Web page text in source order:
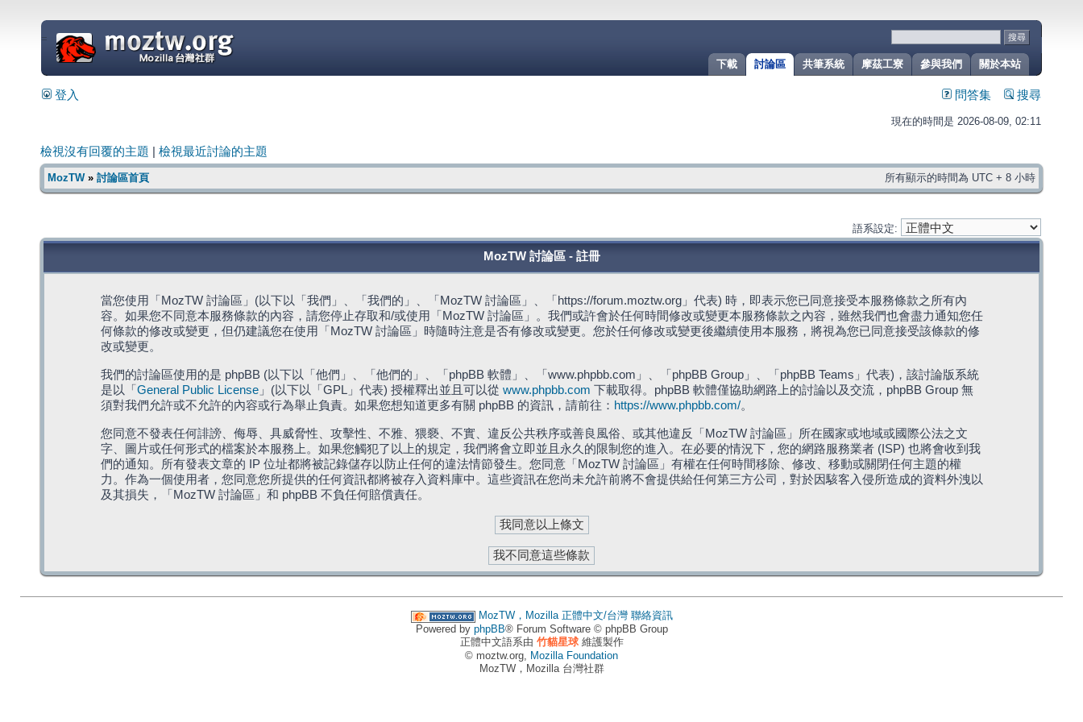
關於本站
參與我們
摩茲工寮
共筆系統
討論區
下載
=
登入 問答集 搜尋
現在的時間是 2026-08-09, 02:11
檢視沒有回覆的主題 檢視最近討論的主題
MozTW» 討論區首頁 所有顯示的時間為 UTC + 8 小時
語系設定:
MozTW 討論區 - 註冊
當您使用「MozTW 討論區」(以下以「我們」、「我們的」、「MozTW 討論區」、「https://forum.moztw.org」代表) 時，即表示您已同意接受本服務條款之所有內
容。如果您不同意本服務條款的內容，請您停止存取和/或使用「MozTW 討論區」。我們或許會於任何時間修改或變更本服務條款之內容，雖然我們也會盡力通知您任
何條款的修改或變更，但仍建議您在使用「MozTW 討論區」時隨時注意是否有修改或變更。您於任何修改或變更後繼續使用本服務，將視為您已同意接受該條款的修
改或變更。
我們的討論區使用的是 phpBB (以下以「他們」、「他們的」、「phpBB 軟體」、「www.phpbb.com」、「phpBB Group」、「phpBB Teams」代表)，該討論版系統
是以「 General Public License」(以下以「GPL」代表) 授權釋出並且可以從 www.phpbb.com 下載取得。phpBB 軟體僅協助網路上的討論以及交流，phpBB Group 無
須對我們允許或不允許的內容或行為舉止負責。如果您想知道更多有關 phpBB 的資訊，請前往： https://www.phpbb.com/。
您同意不發表任何誹謗、侮辱、具威脅性、攻擊性、不雅、猥褻、不實、違反公共秩序或善良風俗、或其他違反「MozTW 討論區」所在國家或地域或國際公法之文
字、圖片或任何形式的檔案於本服務上。如果您觸犯了以上的規定，我們將會立即並且永久的限制您的進入。在必要的情況下，您的網路服務業者 (ISP) 也將會收到我
們的通知。所有發表文章的 IP 位址都將被記錄儲存以防止任何的違法情節發生。您同意「MozTW 討論區」有權在任何時間移除、修改、移動或關閉任何主題的權
力。作為一個使用者，您同意您所提供的任何資訊都將被存入資料庫中。這些資訊在您尚未允許前將不會提供給任何第三方公司，對於因駭客入侵所造成的資料外洩以
及其損失，「MozTW 討論區」和 phpBB 不負任何賠償責任。
MozTW，Mozilla 正體中文/台灣 聯絡資訊
Powered by phpBB® Forum Software © phpBB Group
正體中文語系由 竹貓星球維護製作
© moztw.org, Mozilla Foundation
MozTW，Mozilla 台灣社群